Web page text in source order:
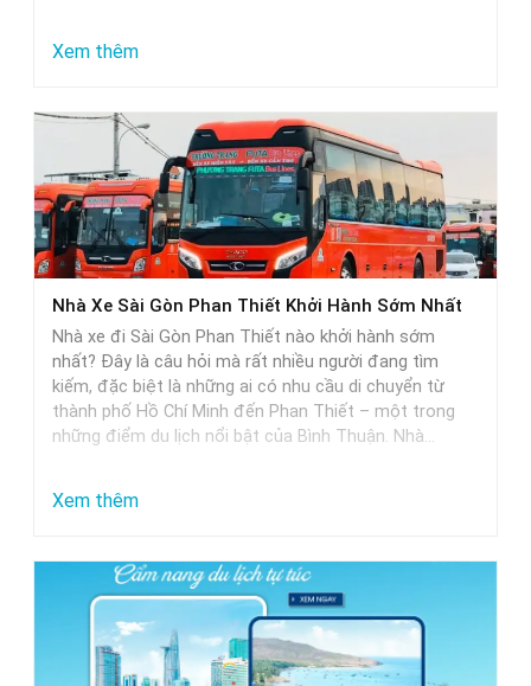
Đôi
Xem thêm:
Xe
Đi
Phan
Thiết
Từ
Sài
Gòn
Khởi
Hành
Trễ
Nhất
Nhà Xe Sài Gòn Phan Thiết Khởi Hành Sớm Nhất
Nhà xe đi Sài Gòn Phan Thiết nào khởi hành sớm
nhất? Đây là câu hỏi mà rất nhiều người đang tìm
kiếm, đặc biệt là những ai có nhu cầu di chuyển từ
thành phố Hồ Chí Minh đến Phan Thiết – một trong
những điểm du lịch nổi bật của Bình Thuận. Nhà…
Xem thêm:
Xe
Sài
Gòn
Phan